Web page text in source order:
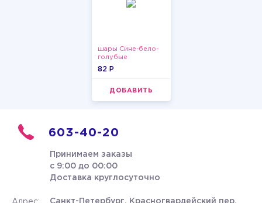
шары Сине-бело-
голубые
пастельные
82 P
ДОБАВИТЬ
603-40-20
Принимаем заказы
с 9:00 до 00:00
Доставка круглосуточно
Санкт-Петербург, Красногвардейский пер.